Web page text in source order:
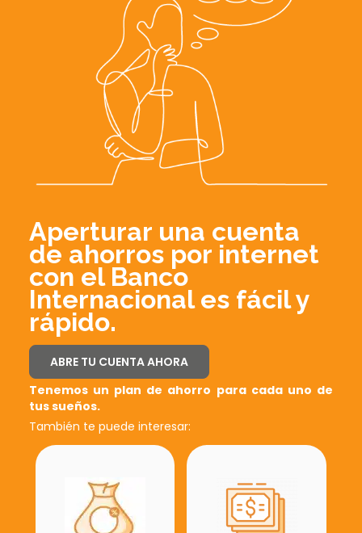
Aperturar una cuenta
de ahorros por internet
con el Banco
Internacional es fácil y
rápido.
ABRE TU CUENTA AHORA
Tenemos un plan de ahorro para cada uno de
tus sueños.
También te puede interesar: